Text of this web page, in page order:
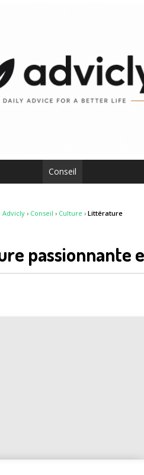
Conseil
Advicly› Conseil › Culture › Littérature
passionnante